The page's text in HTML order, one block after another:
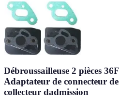
Débroussailleuse 2 pièces
Adaptateur de connecteur
collecteur dadmission